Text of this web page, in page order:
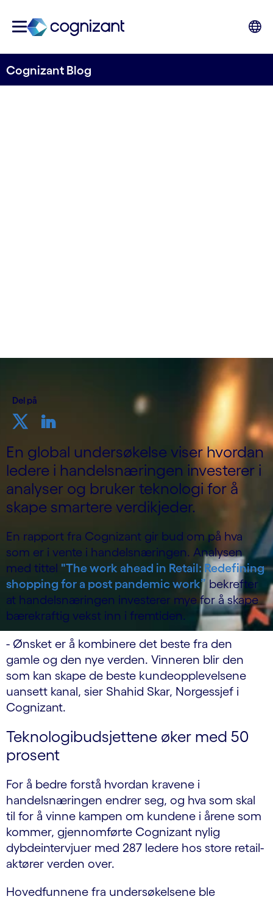
Cognizant Blog
Del på
En global undersøkelse viser hvordan
ledere i handelsnæringen investerer i
analyser og bruker teknologi for å
skape smartere verdikjeder.
En rapport fra Cognizant gir bud om på hva
som er i vente i handelsnæringen. Analysen
med tittel "The work ahead in Retail: Redefining
shopping for a post pandemic work” bekrefter
at handelsnæringen investerer mye for å skape
bærekraftig vekst inn i fremtiden.
- Ønsket er å kombinere det beste fra den
gamle og den nye verden. Vinneren blir den
som kan skape de beste kundeopplevelsene
uansett kanal, sier Shahid Skar, Norgessjef i
Cognizant.
Teknologibudsjettene øker med 50
prosent
For å bedre forstå hvordan kravene i
handelsnæringen endrer seg, og hva som skal
til for å vinne kampen om kundene i årene som
kommer, gjennomførte Cognizant nylig
dybdeintervjuer med 287 ledere hos store retail-
aktører verden over.
Hovedfunnene fra undersøkelsene ble